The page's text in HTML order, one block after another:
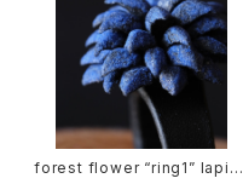
forest flower “ring1” lapis l